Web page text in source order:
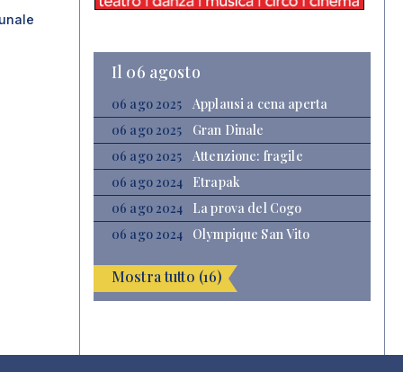
Il 06 agosto
06 ago 2025
Applausi a cena aperta
06 ago 2025
Gran Dinale
06 ago 2025
Attenzione: fragile
06 ago 2024
Etrapak
06 ago 2024
La prova del Cogo
06 ago 2024
Olympique San Vito
Mostra tutto (16)